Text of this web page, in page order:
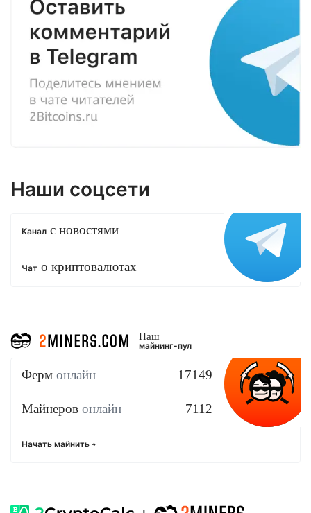
Наши соцсети
Канал с новостями
Чат о криптовалютах
Наш
майнинг-пул
Ферм онлайн 17149
Майнеров онлайн 7112
Начать майнить